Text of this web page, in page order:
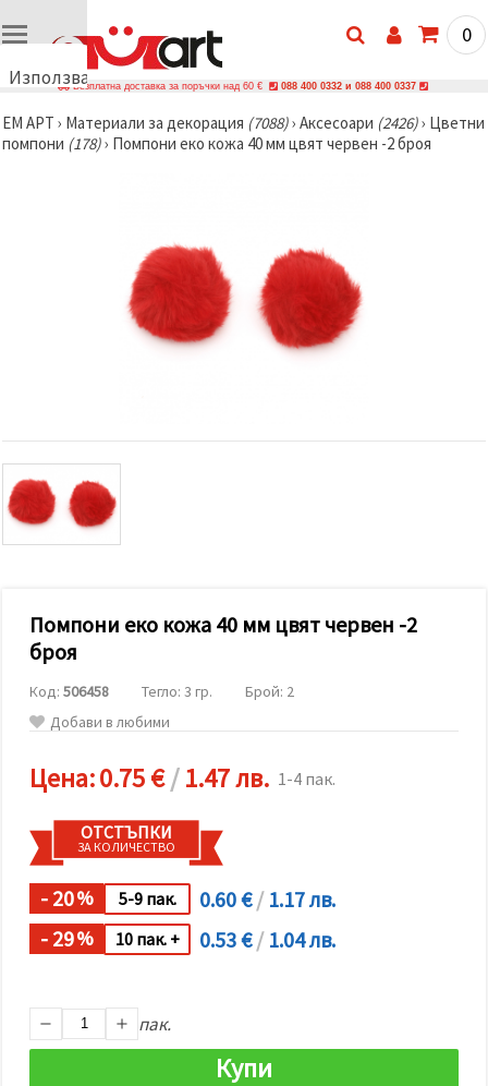
Използваме
🍪
Използваме
да
показваме
по-
релевантно
съдържание
и реклами,
включително
за анализ
маркетинг.
съгласиш
всички
"бисквитки"
натиснеш
"Приеми
всички!"
посочиш
предпочитанията
си в
"Настройки",
като
вид
"бисквитки"
и кликнеш
0
Безплатна доставка за поръчки над 60 € 088 400 0332 и 088 400 0337
ЕМ АРТ › Материали за декорация (7088)› Аксесоари (2426)› Цветни
помпони (178)› Помпони еко кожа 40 мм цвят червен -2 броя
Помпони еко кожа 40 мм цвят червен -2
броя
Код: 506458 Тегло: 3 гр.
Брой: 2
Добави в любими
Цена:0.75 €/1.47 лв. 1-4 пак.
ОТСТЪПКИ
ЗА КОЛИЧЕСТВО
- 20% 5-9 пак. 0.60 €/ 1.17 лв.
- 29% 10 пак. + 0.53 €/ 1.04 лв.
пак.
Купи